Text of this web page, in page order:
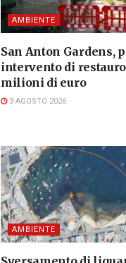
AMBIENTE
San Anton Gardens,
intervento di
milioni di euro
3 AGOSTO 2026
AMBIENTE